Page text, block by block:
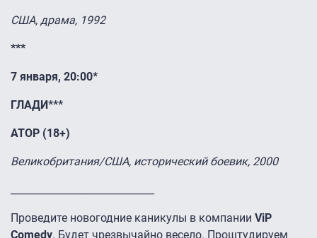
США, драма, 1992
***
7 января, 20:00*
ГЛАДИ***
АТОР (18+)
Великобритания/США, исторический боевик, 2000
Проведите новогодние каникулы в компании ViP
Comedy. Будет чрезвычайно весело. Проштудируем